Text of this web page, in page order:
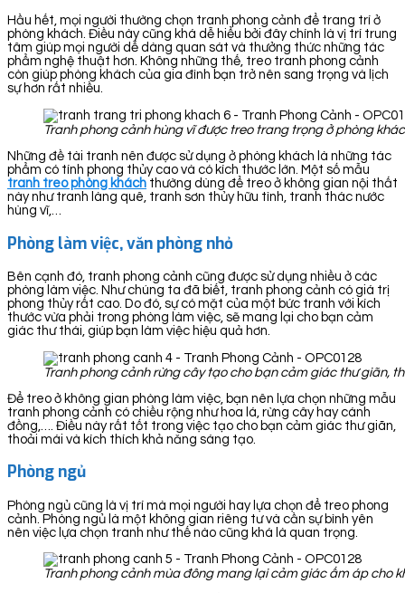
Hầu hết, mọi người thường chọn tranh phong cảnh để trang trí ở
phòng khách. Điều này cũng khá dễ hiểu bởi đây chính là vị trí trung
tâm giúp mọi người dễ dàng quan sát và thưởng thức những tác
phẩm nghệ thuật hơn. Không những thế, treo tranh phong cảnh
còn giúp phòng khách của gia đình bạn trở nên sang trọng và lịch
sự hơn rất nhiều.
Tranh phong cảnh hùng vĩ được treo trang trọng ở phòng
Những đề tài tranh nên được sử dụng ở phòng khách là những tác
phẩm có tính phong thủy cao và có kích thước lớn. Một số mẫu
tranh treo phòng khách thường dùng để treo ở không gian nội thất
này như tranh làng quê, tranh sơn thủy hữu tình, tranh thác nước
hùng vĩ,…
Phòng làm việc, văn phòng nhỏ
Bên cạnh đó, tranh phong cảnh cũng được sử dụng nhiều ở các
phòng làm việc. Như chúng ta đã biết, tranh phong cảnh có giá trị
phong thủy rất cao. Do đó, sự có mặt của một bức tranh với kích
thước vừa phải trong phòng làm việc, sẽ mang lại cho bạn cảm
giác thư thái, giúp bạn làm việc hiệu quả hơn.
Tranh phong cảnh rừng cây tạo cho bạn cảm giác thư giãn,
Để treo ở không gian phòng làm việc, bạn nên lựa chọn những mẫu
tranh phong cảnh có chiều rộng như hoa lá, rừng cây hay cánh
đồng,…. Điều này rất tốt trong việc tạo cho bạn cảm giác thư giãn,
thoải mái và kích thích khả năng sáng tạo.
Phòng ngủ
Phòng ngủ cũng là vị trí mà mọi người hay lựa chọn để treo phong
cảnh. Phòng ngủ là một không gian riêng tư và cần sự bình yên
nên việc lựa chọn tranh như thế nào cũng khá là quan trọng.
Tranh phong cảnh mùa đông mang lại cảm giác ấm áp cho